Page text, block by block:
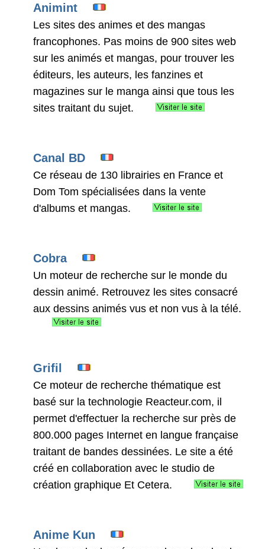
Animint
Les sites des animes et des mangas
francophones. Pas moins de 900 sites web
sur les animés et mangas, pour trouver les
éditeurs, les auteurs, les fanzines et
magazines sur le manga ainsi que tous les
sites traitant du sujet.
Canal BD
Ce réseau de 130 librairies en France et
Dom Tom spécialisées dans la vente
d'albums et mangas.
Cobra
Un moteur de recherche sur le monde du
dessin animé. Retrouvez les sites consacré
aux dessins animés vus et non vus à la télé.
Grifil
Ce moteur de recherche thématique est
basé sur la technologie Reacteur.com, il
permet d'effectuer la recherche sur près de
800.000 pages Internet en langue française
traitant de bandes dessinées. Le site a été
créé en collaboration avec le studio de
création graphique Et Cetera.
Anime Kun